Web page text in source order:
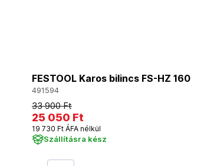
FESTOOL Karos bilincs FS-HZ 160
491594
33 900 Ft
25 050 Ft
19 730 Ft ÁFA nélkül
Szállításra kész